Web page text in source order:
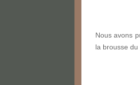
Nous avons
la brousse du